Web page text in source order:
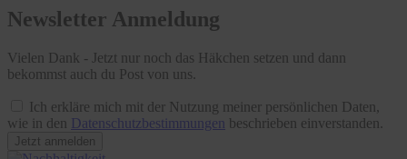
Newsletter Anmeldung
Vielen Dank - Jetzt nur noch das Häkchen setzen und dann
bekommst auch du Post von uns.
Ich erkläre mich mit der Nutzung meiner persönlichen Daten,
wie in den Datenschutzbestimmungen beschrieben einverstanden.
Jetzt anmelden